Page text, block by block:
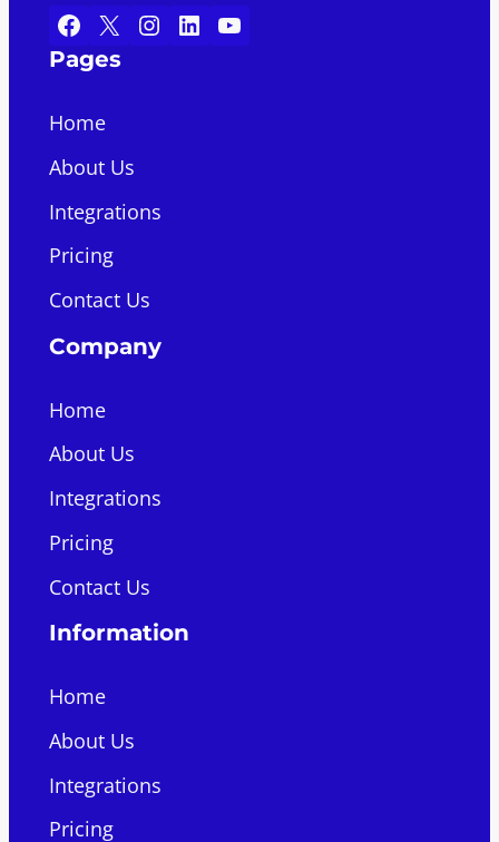
Facebook X Instagram LinkedIn YouTube
Pages
Home
About Us
Integrations
Pricing
Contact Us
Company
Home
About Us
Integrations
Pricing
Contact Us
Information
Home
About Us
Integrations
Pricing